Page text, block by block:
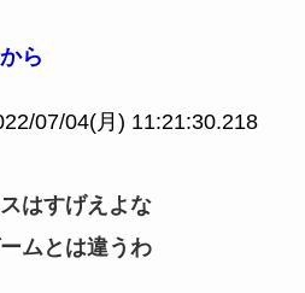
ら
07/04(月) 11:21:30.218
はすげえよな
ムとは違うわ